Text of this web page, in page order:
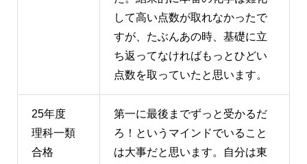
して高い点数が取れなかったで
すが、たぶんあの時、基礎に立
ち返ってなければもっとひどい
点数を取っていたと思います。
25年度
理科一類
合格
第一に最後までずっと受かるだ
ろ！というマインドでいること
は大事だと思います。自分は東